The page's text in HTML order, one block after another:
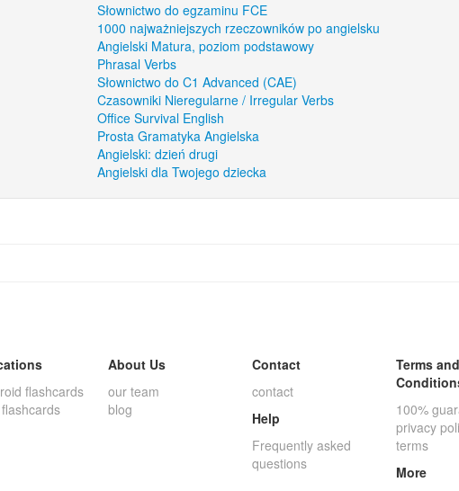
Słownictwo do egzaminu FCE
1000 najważniejszych rzeczowników po angielsku
Angielski Matura, poziom podstawowy
Phrasal Verbs
Słownictwo do C1 Advanced (CAE)
Czasowniki Nieregularne / Irregular Verbs
Office Survival English
Prosta Gramatyka Angielska
Angielski: dzień drugi
Angielski dla Twojego dziecka
flashcards
About Us
our team
blog
Contact
contact
Help
Frequently asked
questions
Terms and
100%
privacy
terms
More